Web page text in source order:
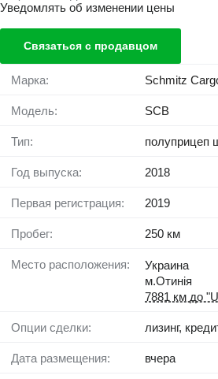
Уведомлять об изменении цены
Связаться с продавцом
Марка: Schmitz
Модель: SCB
Тип: полуприцеп
Год выпуска: 2018
Первая регистрация: 2019
Пробег: 250 км
Место расположения:
Украина
м.Отинія
7881 км до
Опции сделки: лизинг,
Дата размещения: вчера